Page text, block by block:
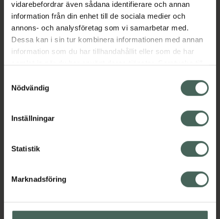
vidarebefordrar även sådana identifierare och annan
information från din enhet till de sociala medier och
annons- och analysföretag som vi samarbetar med.
Dessa kan i sin tur kombinera informationen med annan
information som du har tillhandahållit eller som de har
samlat in när du har använt deras tjänster. Samtycke till
återkalla ditt samtycke via webbplatsens
cookieinställningar. Ett återkallat samtycke påverkar inte
lagligheten av behandling som skett innan återkallelsen.
Nödvändig
Inställningar
Statistik
Marknadsföring
Kategorier:
C-vitaminC-vitamin
Vitaminer och mineraler
Vitaminer och mineraler
Instruktioner Visa
Bipacksedel från FASS Visa